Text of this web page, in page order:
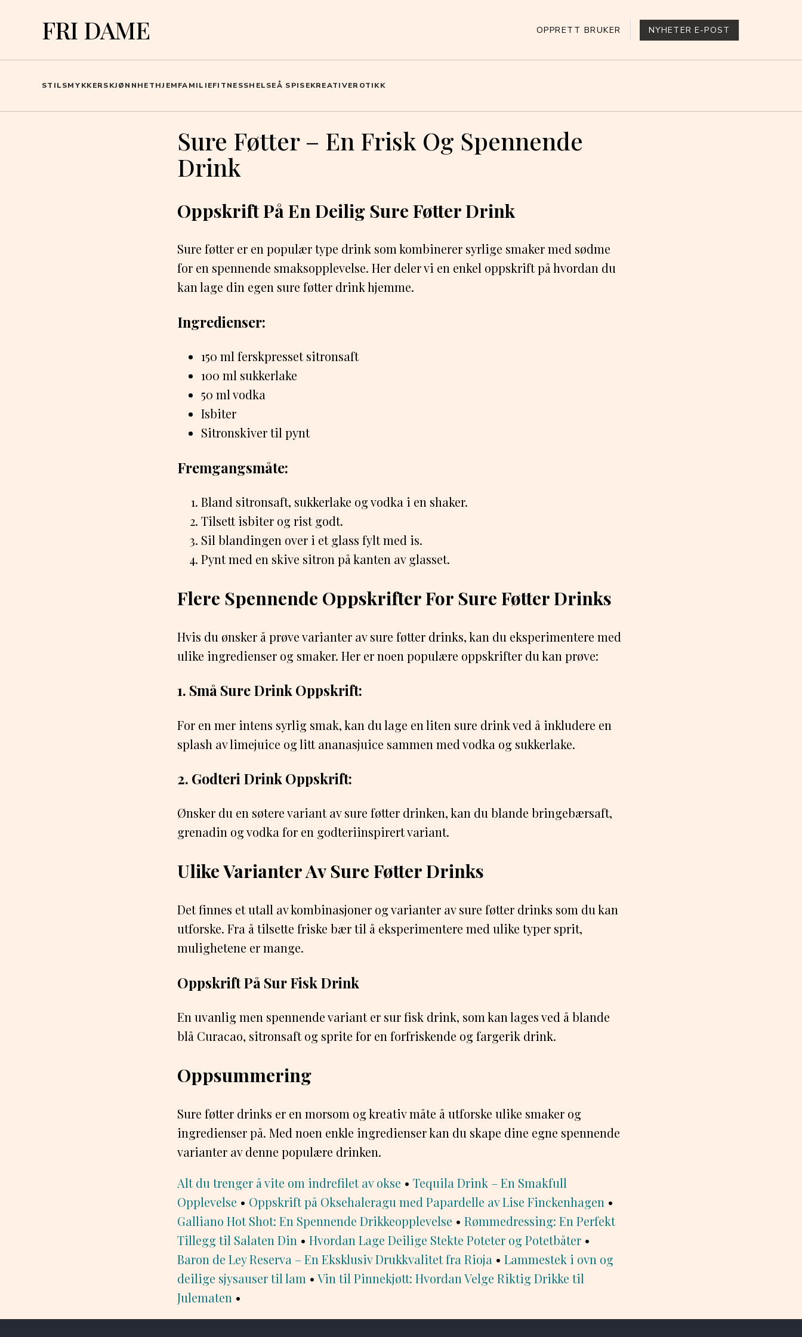
FRI DAME OPPRETT BRUKER NYHETER E-POST
STILSMYKKERSKJØNNHETHJEMFAMILIEFITNESSHELSEÅ SPISEKREATIVEROTIKK
Sure Føtter – En Frisk Og Spennende
Drink
Oppskrift På En Deilig Sure Føtter Drink
Sure føtter er en populær type drink som kombinerer syrlige smaker med sødme
for en spennende smaksopplevelse. Her deler vi en enkel oppskrift på hvordan du
kan lage din egen sure føtter drink hjemme.
Ingredienser:
150 ml ferskpresset sitronsaft
100 ml sukkerlake
50 ml vodka
Isbiter
Sitronskiver til pynt
Fremgangsmåte:
Bland sitronsaft, sukkerlake og vodka i en shaker.
Tilsett isbiter og rist godt.
Sil blandingen over i et glass fylt med is.
Pynt med en skive sitron på kanten av glasset.
Flere Spennende Oppskrifter For Sure Føtter Drinks
Hvis du ønsker å prøve varianter av sure føtter drinks, kan du eksperimentere med
ulike ingredienser og smaker. Her er noen populære oppskrifter du kan prøve:
1. Små Sure Drink Oppskrift:
For en mer intens syrlig smak, kan du lage en liten sure drink ved å inkludere en
splash av limejuice og litt ananasjuice sammen med vodka og sukkerlake.
2. Godteri Drink Oppskrift:
Ønsker du en søtere variant av sure føtter drinken, kan du blande bringebærsaft,
grenadin og vodka for en godteriinspirert variant.
Ulike Varianter Av Sure Føtter Drinks
Det finnes et utall av kombinasjoner og varianter av sure føtter drinks som du kan
utforske. Fra å tilsette friske bær til å eksperimentere med ulike typer sprit,
mulighetene er mange.
Oppskrift På Sur Fisk Drink
En uvanlig men spennende variant er sur fisk drink, som kan lages ved å blande
blå Curacao, sitronsaft og sprite for en forfriskende og fargerik drink.
Oppsummering
Sure føtter drinks er en morsom og kreativ måte å utforske ulike smaker og
ingredienser på. Med noen enkle ingredienser kan du skape dine egne spennende
varianter av denne populære drinken.
Alt du trenger å vite om indrefilet av okse • Tequila Drink – En Smakfull
Opplevelse • Oppskrift på Oksehaleragu med Papardelle av Lise Finckenhagen •
Galliano Hot Shot: En Spennende Drikkeopplevelse • Rømmedressing: En Perfekt
Tillegg til Salaten Din • Hvordan Lage Deilige Stekte Poteter og Potetbåter •
Baron de Ley Reserva – En Eksklusiv Drukkvalitet fra Rioja • Lammestek i ovn og
deilige sjysauser til lam • Vin til Pinnekjøtt: Hvordan Velge Riktig Drikke til
Julematen •